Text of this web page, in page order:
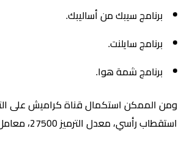
برنامج سيبك من أساليبك.
برنامج سايلنت.
برنامج شمة هوا.
استقطاب رأسي، معدل الترميز 27500، معامل تصحيح الخطأ 6/5.